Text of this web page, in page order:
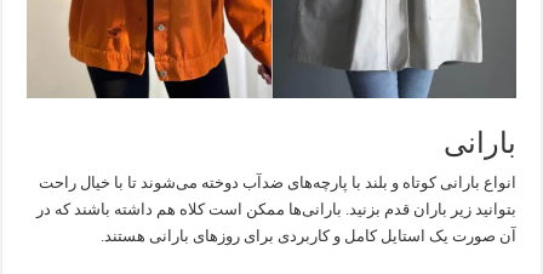
بارانی
انواع بارانی کوتاه و بلند با پارچه‌های ضدآب دوخته می‌شوند تا با خیال راحت
بتوانید زیر باران قدم بزنید. بارانی‌ها ممکن است کلاه هم داشته باشند که در
آن صورت یک استایل کامل و کاربردی برای روزهای بارانی هستند.